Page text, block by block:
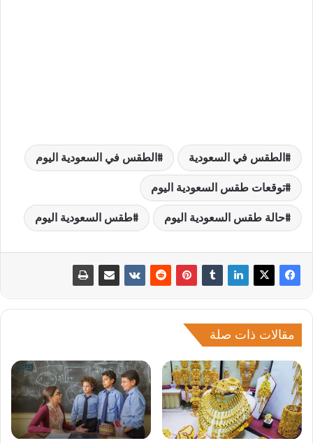
الطقس في السعودية الطقس في السعودية اليوم
توقعات طقس السعودية اليوم
حالة طقس السعودية اليوم طقس السعودية اليوم
مقالات ذات صلة